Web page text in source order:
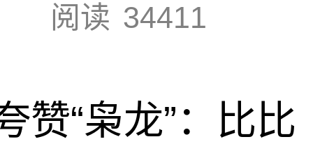
阅读 34411
赞“枭龙”：比比